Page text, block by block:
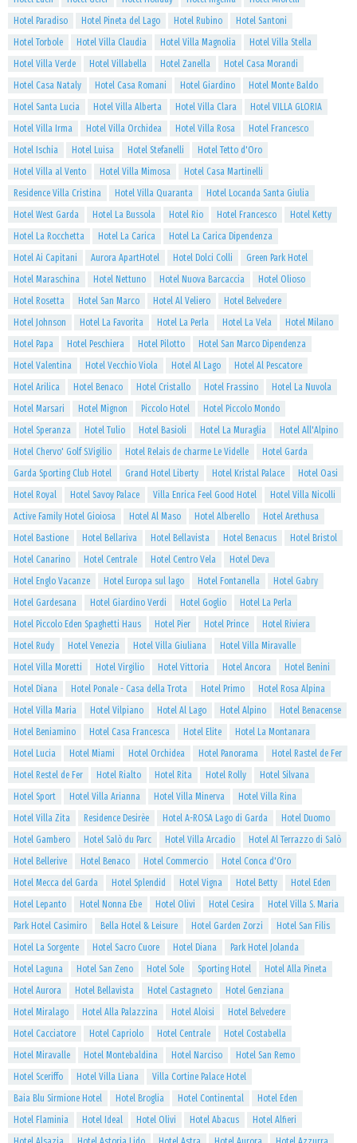
Hotel Paradiso
Hotel Pineta del Lago Hotel Rubino
Hotel Santoni
Hotel Torbole
Hotel Villa Claudia Hotel Villa Magnolia
Hotel Villa Stella
Hotel Villa Verde
Hotel Villabella Hotel Zanella
Hotel Casa Morandi
Hotel Casa Nataly
Hotel Casa Romani Hotel Giardino
Hotel Monte Baldo
Hotel Santa Lucia
Hotel Villa Alberta Hotel Villa Clara
Hotel VILLA GLORIA
Hotel Villa Irma
Hotel Villa Orchidea Hotel Villa Rosa
Hotel Francesco
Hotel Ischia
Hotel Luisa Hotel Stefanelli
Hotel Tetto d'Oro
Hotel Villa al Vento
Hotel Villa Mimosa
Hotel Casa Martinelli
Residence Villa Cristina
Hotel Villa Quaranta
Hotel Locanda Santa Giulia
Hotel West Garda
Hotel La Bussola Hotel Rio Hotel Francesco
Hotel Ketty
Hotel La Rocchetta
Hotel La Carica
Hotel La Carica Dipendenza
Hotel Ai Capitani
Aurora ApartHotel Hotel Dolci Colli
Green Park Hotel
Hotel Maraschina
Hotel Nettuno Hotel Nuova Barcaccia
Hotel Olioso
Hotel Rosetta
Hotel San Marco Hotel Al Veliero
Hotel Belvedere
Hotel Johnson
Hotel La Favorita Hotel La Perla Hotel La Vela
Hotel Milano
Hotel Papa
Hotel Peschiera Hotel Pilotto
Hotel San Marco Dipendenza
Hotel Valentina
Hotel Vecchio Viola Hotel Al Lago
Hotel Al Pescatore
Hotel Arilica
Hotel Benaco Hotel Cristallo Hotel Frassino
Hotel La Nuvola
Hotel Marsari
Hotel Mignon Piccolo Hotel
Hotel Piccolo Mondo
Hotel Speranza
Hotel Tulio Hotel Basioli Hotel La Muraglia
Hotel All'Alpino
Hotel Chervo' Golf S.Vigilio
Hotel Relais de charme Le Videlle
Hotel Garda
Garda Sporting Club Hotel
Grand Hotel Liberty Hotel Kristal Palace
Hotel Oasi
Hotel Royal
Hotel Savoy Palace Villa Enrica Feel Good Hotel
Hotel Villa Nicolli
Active Family Hotel Gioiosa
Hotel Al Maso Hotel Alberello
Hotel Arethusa
Hotel Bastione
Hotel Bellariva Hotel Bellavista Hotel Benacus
Hotel Bristol
Hotel Canarino
Hotel Centrale Hotel Centro Vela
Hotel Deva
Hotel Englo Vacanze
Hotel Europa sul lago Hotel Fontanella
Hotel Gabry
Hotel Gardesana
Hotel Giardino Verdi Hotel Goglio
Hotel La Perla
Hotel Piccolo Eden Spaghetti Haus
Hotel Pier Hotel Prince
Hotel Riviera
Hotel Rudy
Hotel Venezia Hotel Villa Giuliana
Hotel Villa Miravalle
Hotel Villa Moretti
Hotel Virgilio Hotel Vittoria Hotel Ancora
Hotel Benini
Hotel Diana
Hotel Ponale - Casa della Trota Hotel Primo
Hotel Rosa Alpina
Hotel Villa Maria
Hotel Vilpiano Hotel Al Lago Hotel Alpino
Hotel Benacense
Hotel Beniamino
Hotel Casa Francesca Hotel Elite
Hotel La Montanara
Hotel Lucia
Hotel Miami Hotel Orchidea Hotel Panorama
Hotel Rastel de Fer
Hotel Restel de Fer
Hotel Rialto Hotel Rita Hotel Rolly
Hotel Silvana
Hotel Sport
Hotel Villa Arianna Hotel Villa Minerva
Hotel Villa Rina
Hotel Villa Zita
Residence Desirèe Hotel A-ROSA Lago di Garda
Hotel Duomo
Hotel Gambero
Hotel Salò du Parc Hotel Villa Arcadio
Hotel Al Terrazzo di Salò
Hotel Bellerive
Hotel Benaco Hotel Commercio
Hotel Conca d'Oro
Hotel Mecca del Garda
Hotel Splendid Hotel Vigna Hotel Betty
Hotel Eden
Hotel Lepanto
Hotel Nonna Ebe Hotel Olivi Hotel Cesira
Hotel Villa S. Maria
Park Hotel Casimiro
Bella Hotel & Leisure Hotel Garden Zorzi
Hotel San Filis
Hotel La Sorgente
Hotel Sacro Cuore Hotel Diana
Park Hotel Jolanda
Hotel Laguna
Hotel San Zeno Hotel Sole Sporting Hotel
Hotel Alla Pineta
Hotel Aurora
Hotel Bellavista Hotel Castagneto
Hotel Genziana
Hotel Miralago
Hotel Alla Palazzina Hotel Aloisi
Hotel Belvedere
Hotel Cacciatore
Hotel Capriolo Hotel Centrale
Hotel Costabella
Hotel Miravalle
Hotel Montebaldina Hotel Narciso
Hotel San Remo
Hotel Sceriffo
Hotel Villa Liana
Villa Cortine Palace Hotel
Baia Blu Sirmione Hotel
Hotel Broglia Hotel Continental
Hotel Eden
Hotel Flaminia
Hotel Ideal Hotel Olivi Hotel Abacus
Hotel Alfieri